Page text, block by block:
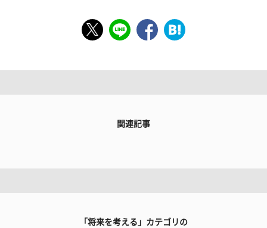
関連記事
「将来を考える」カテゴリの